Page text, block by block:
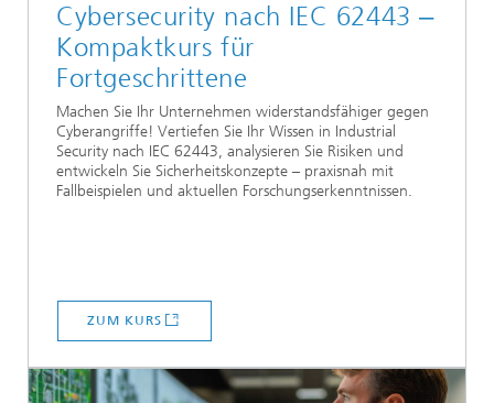
Cybersecurity nach IEC 62443 ‒
Kompaktkurs für
Fortgeschrittene
Machen Sie Ihr Unternehmen widerstandsfähiger gegen
Cyberangriffe! Vertiefen Sie Ihr Wissen in Industrial
Security nach IEC 62443, analysieren Sie Risiken und
entwickeln Sie Sicherheitskonzepte – praxisnah mit
Fallbeispielen und aktuellen Forschungserkenntnissen.
ZUM KURS